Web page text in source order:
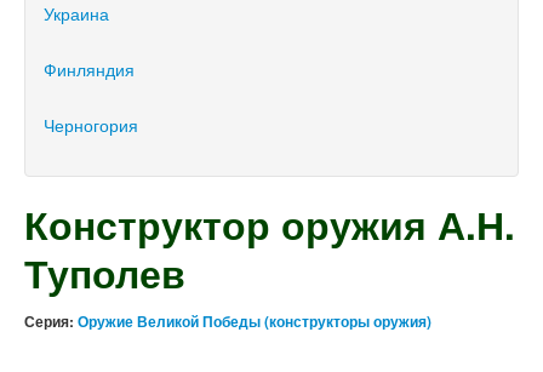
Украина
Финляндия
Черногория
Конструктор оружия А.Н.
Туполев
Серия: Оружие Великой Победы (конструкторы оружия)